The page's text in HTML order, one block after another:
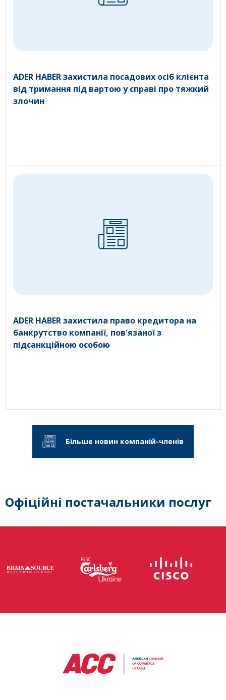
ADER HABER захистила посадових осіб клієнта
від тримання під вартою у справі про тяжкий
злочин
ADER HABER захистила право кредитора на
банкрутство компанії, пов'язаної з
підсанкційною особою
Більше новин компаній-членів
Офіційні постачальники послуг